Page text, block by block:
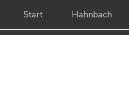
Start Hahnbach